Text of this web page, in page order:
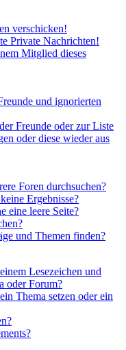
verschicken!
Private Nachrichten!
Mitglied dieses
und ignorierten
Freunde oder zur Liste
oder diese wieder aus
Foren durchsuchen?
Ergebnisse?
eine leere Seite?
und Themen finden?
Lesezeichen und
oder Forum?
Thema setzen oder ein